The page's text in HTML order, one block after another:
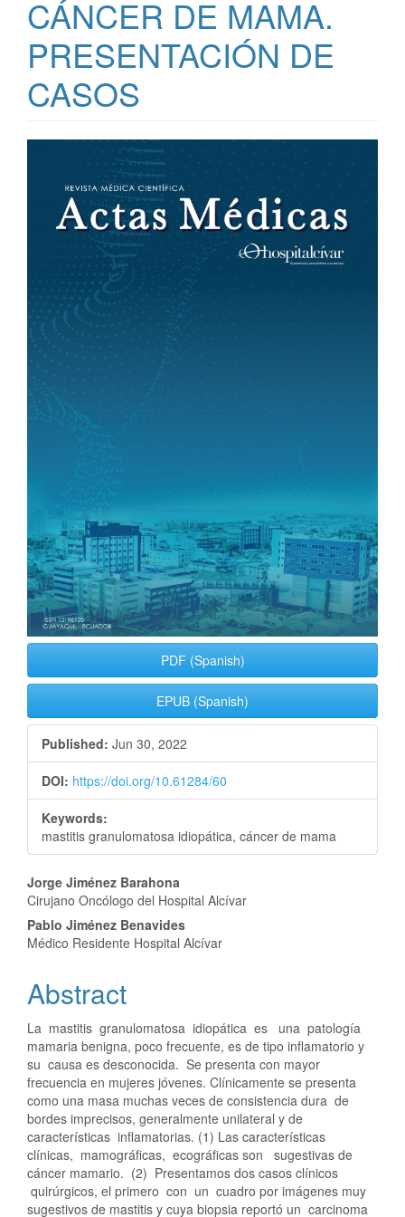
CÁNCER DE MAMA.
PRESENTACIÓN DE
CASOS
Article
Sidebar
PDF (Spanish)
EPUB (Spanish)
Published: Jun 30, 2022
DOI: https://doi.org/10.61284/60
Keywords:
mastitis granulomatosa idiopática, cáncer de mama
Main
Article
Content
Jorge Jiménez Barahona
Cirujano Oncólogo del Hospital Alcívar
Pablo Jiménez Benavides
Médico Residente Hospital Alcívar
Abstract
La mastitis granulomatosa idiopática es una patología
mamaria benigna, poco frecuente, es de tipo inflamatorio y
su causa es desconocida. Se presenta con mayor
frecuencia en mujeres jóvenes. Clínicamente se presenta
como una masa muchas veces de consistencia dura de
bordes imprecisos, generalmente unilateral y de
características inflamatorias. (1) Las características
clínicas, mamográficas, ecográficas son sugestivas de
cáncer mamario. (2) Presentamos dos casos clínicos
quirúrgicos, el primero con un cuadro por imágenes muy
sugestivos de mastitis y cuya biopsia reportó un carcinoma